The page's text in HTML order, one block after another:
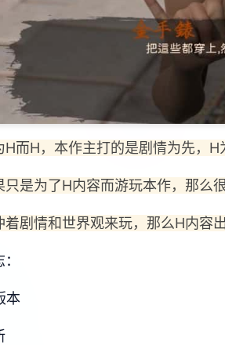
H而H，本作主打的是剧情为先，H
只是为了H内容而游玩本作，那么
着剧情和世界观来玩，那么H内容
本